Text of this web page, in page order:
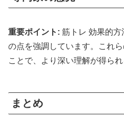
重要ポイント: 筋トレ 効果的
の点を強調しています。これ
ことで、より深い理解が得られ
まとめ